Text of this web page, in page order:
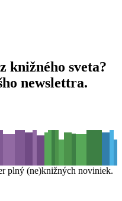
sveta?
newslettra.
plný (ne)knižných noviniek.